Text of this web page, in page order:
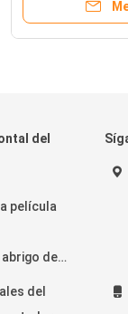
del
película
del
del